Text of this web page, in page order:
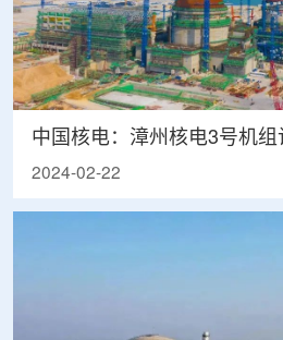
中国核电：漳州核电3号机组
2024-02-22